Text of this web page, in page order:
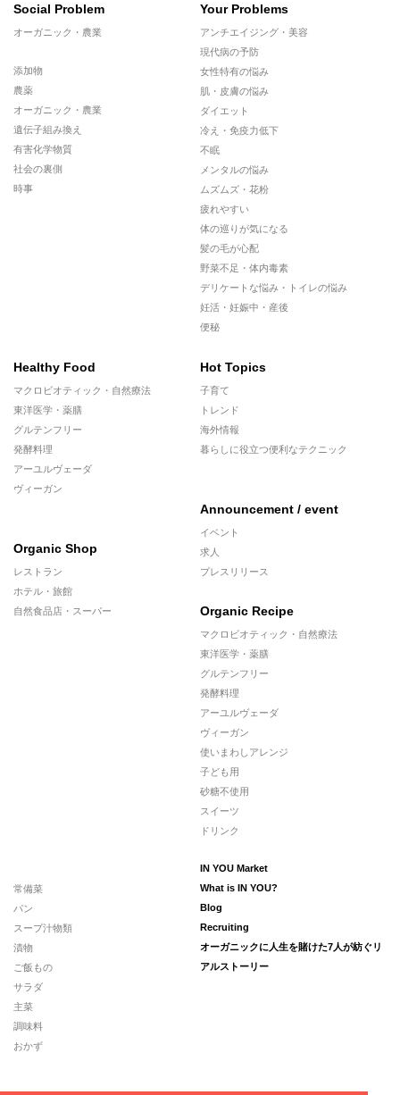
Social Problem
オーガニック・農業
添加物
農薬
オーガニック・農業
遺伝子組み換え
有害化学物質
社会の裏側
時事
Your Problems
アンチエイジング・美容
現代病の予防
女性特有の悩み
肌・皮膚の悩み
ダイエット
冷え・免疫力低下
不眠
メンタルの悩み
ムズムズ・花粉
疲れやすい
体の巡りが気になる
髪の毛が心配
野菜不足・体内毒素
デリケートな悩み・トイレの悩み
妊活・妊娠中・産後
便秘
Healthy Food
マクロビオティック・自然療法
東洋医学・薬膳
グルテンフリー
発酵料理
アーユルヴェーダ
ヴィーガン
Organic Shop
レストラン
ホテル・旅館
自然食品店・スーパー
Hot Topics
子育て
トレンド
海外情報
暮らしに役立つ便利なテクニック
Announcement / event
イベント
求人
プレスリリース
Organic Recipe
マクロビオティック・自然療法
東洋医学・薬膳
グルテンフリー
発酵料理
アーユルヴェーダ
ヴィーガン
使いまわしアレンジ
子ども用
砂糖不使用
スイーツ
ドリンク
常備菜
パン
スープ汁物類
漬物
ご飯もの
サラダ
主菜
調味料
おかず
IN YOU Market
What is IN YOU?
Blog
Recruiting
オーガニックに人生を賭けた7人が紡ぐリ
アルストーリー